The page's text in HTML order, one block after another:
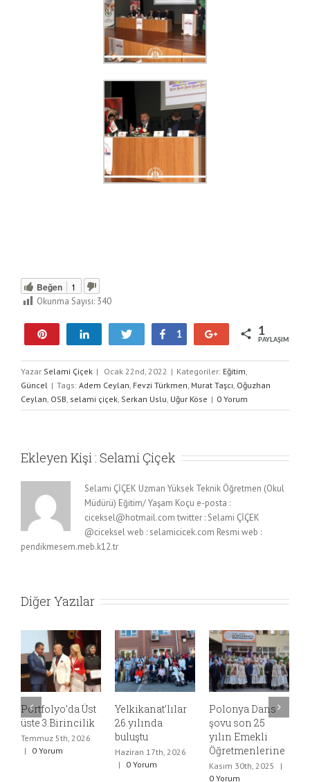
Beğen
1
Okunma Sayısı: 340
Paylaş Tweetle Paylaş
1 1
PAYLAŞIMLAR
Yazar Selami Çiçek | Ocak 22nd, 2022 | Kategoriler: Eğitim
Güncel | Tags: Adem Ceylan Fevzi Türkmen Murat Taşcı Oğuzhan
Ceylan OSB selami çiçek Serkan Uslu Uğur Köse | 0 Yorum
Ekleyen Kişi : Selami Çiçek
Selami ÇİÇEK Uzman Yüksek Teknik Öğretmen (Okul
Müdürü) Eğitim/ Yaşam Koçu e-posta :
ciceksel@hotmail.com twitter : Selami ÇİÇEK
@ciceksel web : selamicicek.com Resmi web :
pendikmesem.meb.k12.tr
Diğer Yazılar
Üst
3.Birincilik
5th, 2026
Yorum
Yelkikanat’lılar
26.yılında
buluştu
Haziran 17th, 2026
0 Yorum
Polonya Dans
şovu son 25
yılın Emekli
Öğretmenlerine
Kasım 30th, 2025 |
Mavi
Kasım